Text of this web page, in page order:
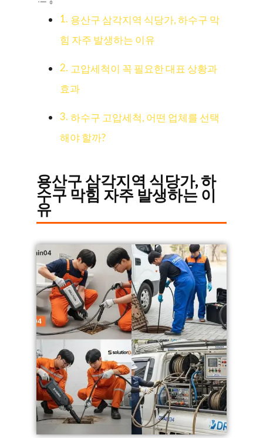
용산구 삼각지역 식당가, 하수구 막
힘 자주 발생하는 이유
고압세척이 꼭 필요한 대표 상황과
효과
하수구 고압세척, 어떤 업체를 선택
해야 할까?
용산구 삼각지역 식당가, 하
수구 막힘 자주 발생하는 이
유